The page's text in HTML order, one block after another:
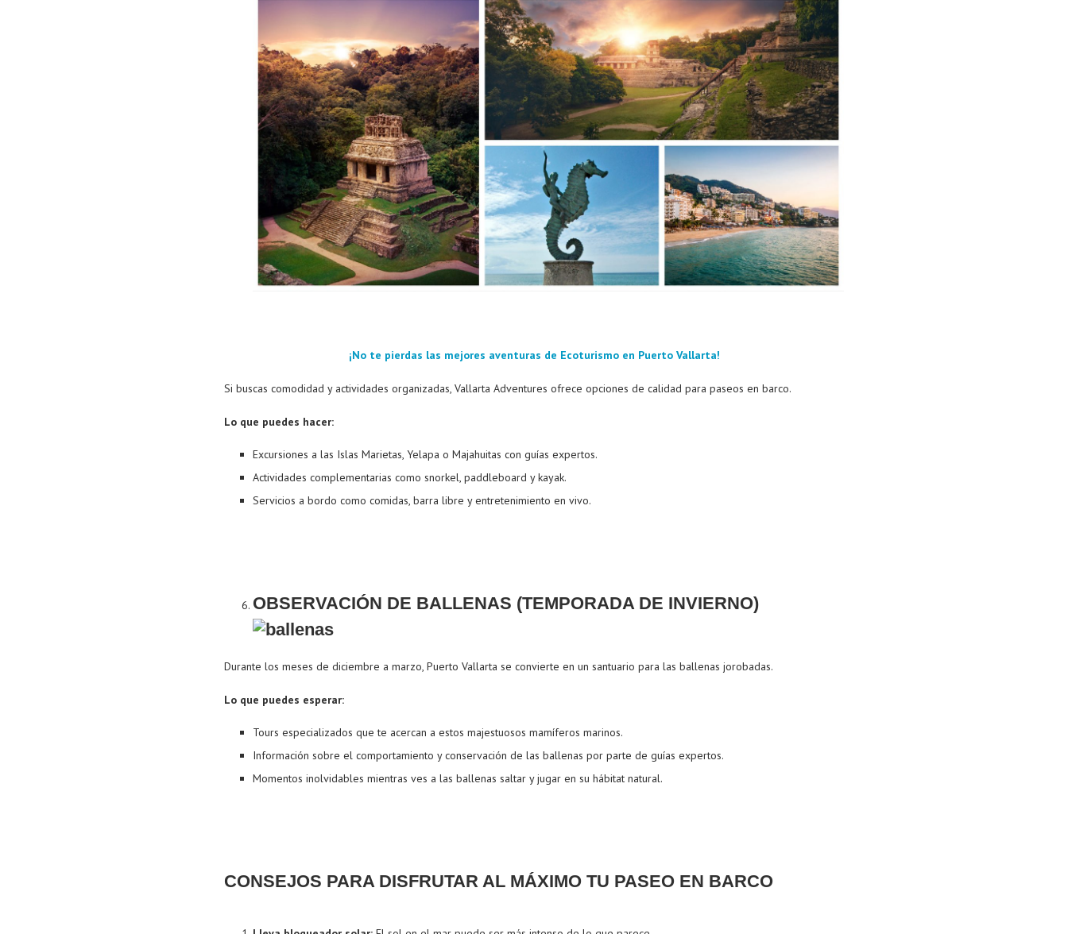
¡No te pierdas las mejores aventuras de Ecoturismo en Puerto Vallarta!
Si buscas comodidad y actividades organizadas, Vallarta Adventures ofrece opciones de calidad para paseos en barco.
Lo que puedes hacer:
Excursiones a las Islas Marietas, Yelapa o Majahuitas con guías expertos.
Actividades complementarias como snorkel, paddleboard y kayak.
Servicios a bordo como comidas, barra libre y entretenimiento en vivo.
OBSERVACIÓN DE BALLENAS (TEMPORADA DE INVIERNO)
Durante los meses de diciembre a marzo, Puerto Vallarta se convierte en un santuario para las ballenas jorobadas.
Lo que puedes esperar:
Tours especializados que te acercan a estos majestuosos mamíferos marinos.
Información sobre el comportamiento y conservación de las ballenas por parte de guías expertos.
Momentos inolvidables mientras ves a las ballenas saltar y jugar en su hábitat natural.
CONSEJOS PARA DISFRUTAR AL MÁXIMO TU PASEO EN BARCO